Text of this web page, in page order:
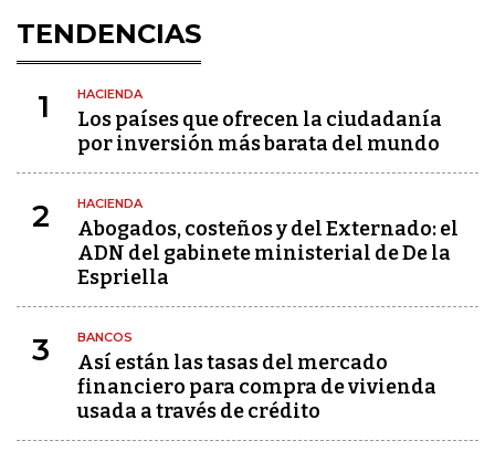
TENDENCIAS
1 HACIENDA
Los países que ofrecen la ciudadanía
por inversión más barata del mundo
2 HACIENDA
Abogados, costeños y del Externado: el
ADN del gabinete ministerial de De la
Espriella
3 BANCOS
Así están las tasas del mercado
financiero para compra de vivienda
usada a través de crédito